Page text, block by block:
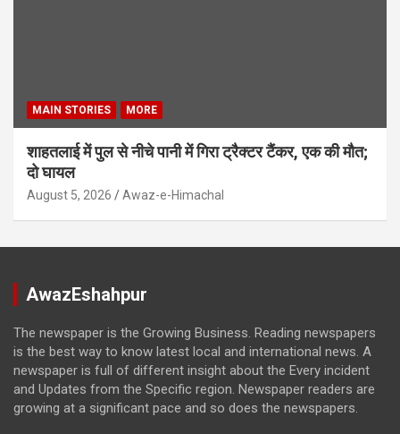
MAIN STORIES MORE
शाहतलाई में पुल से नीचे पानी में गिरा ट्रैक्टर टैंकर, एक की मौत;
दो घायल
August 5, 2026 Awaz-e-Himachal
AwazEshahpur
The newspaper is the Growing Business. Reading newspapers
is the best way to know latest local and international news. A
newspaper is full of different insight about the Every incident
and Updates from the Specific region. Newspaper readers are
growing at a significant pace and so does the newspapers.